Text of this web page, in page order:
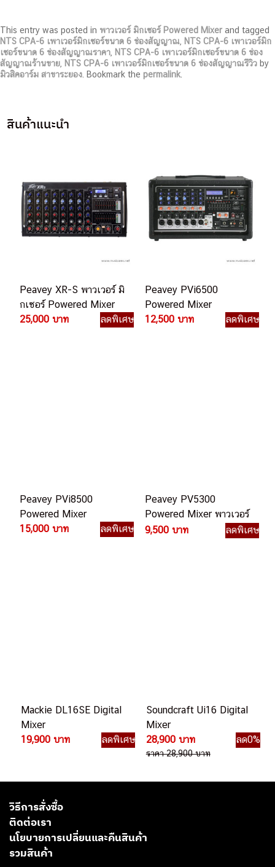
This entry was posted in พาวเวอร์ มิกเซอร์ Powered Mixer and tagged
NTS CPA-6 เพาเวอร์มิกเซอร์ขนาด 6 ช่องสัญญาณ NTS CPA-6 เพาเวอร์มิก
เซอร์ขนาด 6 ช่องสัญญาณราคา NTS CPA-6 เพาเวอร์มิกเซอร์ขนาด 6 ช่อง
สัญญาณร้านขาย NTS CPA-6 เพาเวอร์มิกเซอร์ขนาด 6 ช่องสัญญาณรีวิว by
มิวสิคอาร์ม สาขาระยอง . Bookmark the permalink
สินค้าแนะนำ
Peavey XR-S พาวเวอร์ มิ
กเซอร์ Powered Mixer
25,000 บาท
ลดพิเศษ
Peavey PVi6500
Powered Mixer
12,500 บาท
ลดพิเศษ
Peavey PVi8500
Powered Mixer
15,000 บาท
ลดพิเศษ
Peavey PV5300
Powered Mixer พาวเวอร์
มิกเซอร์
9,500 บาท ลดพิเศษ
Mackie DL16SE Digital
Mixer
19,900 บาท
ลดพิเศษ
Soundcraft Ui16 Digital
Mixer
28,900 บาท
ลด0%
ราคา 28,900 บาท
วิธีการสั่งซื้อ
ติดต่อเรา
นโยบายการเปลี่ยนและคืนสินค้า
รวมสินค้า